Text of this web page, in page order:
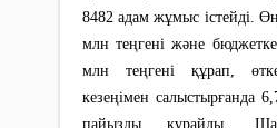
8482 адам жұмыс істейді.
млн теңгені және
млн теңгені құрап,
кезеңімен салыстырғанда
пайызды құрайды.